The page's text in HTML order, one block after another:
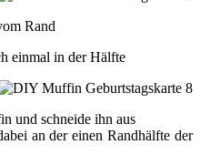
Rand
einmal in der Hälfte
und schneide ihn aus
an der einen Randhälfte der